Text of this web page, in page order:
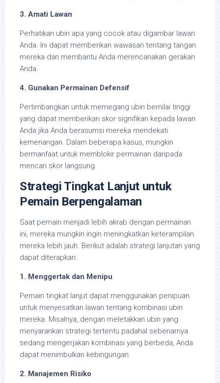
3. Amati Lawan
Perhatikan ubin apa yang cocok atau digambar lawan
Anda. Ini dapat memberikan wawasan tentang tangan
mereka dan membantu Anda merencanakan gerakan
Anda.
4. Gunakan Permainan Defensif
Pertimbangkan untuk memegang ubin bernilai tinggi
yang dapat memberikan skor signifikan kepada lawan
Anda jika Anda berasumsi mereka mendekati
kemenangan. Dalam beberapa kasus, mungkin
bermanfaat untuk memblokir permainan daripada
mencari skor langsung.
Strategi Tingkat Lanjut untuk
Pemain Berpengalaman
Saat pemain menjadi lebih akrab dengan permainan
ini, mereka mungkin ingin meningkatkan keterampilan
mereka lebih jauh. Berikut adalah strategi lanjutan yang
dapat diterapkan:
1. Menggertak dan Menipu
Pemain tingkat lanjut dapat menggunakan penipuan
untuk menyesatkan lawan tentang kombinasi ubin
mereka. Misalnya, dengan meletakkan ubin yang
menyarankan strategi tertentu padahal sebenarnya
sedang mengerjakan kombinasi yang berbeda, Anda
dapat menimbulkan kebingungan.
2. Manajemen Risiko